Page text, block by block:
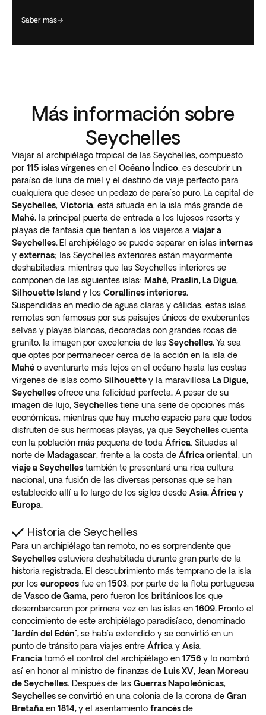
saber más
Más información sobre
Seychelles
Viajar al archipiélago tropical de las Seychelles, compuesto
por 115 islas vírgenes en el Océano Índico, es descubrir un
paraíso de luna de miel y el destino de viaje perfecto para
cualquiera que desee un pedazo de paraíso puro. La capital de
Seychelles, Victoria, está situada en la isla más grande de
Mahé, la principal puerta de entrada a los lujosos resorts y
playas de fantasía que tientan a los viajeros a viajar a
Seychelles. El archipiélago se puede separar en islas internas
y externas; las Seychelles exteriores están mayormente
deshabitadas, mientras que las Seychelles interiores se
componen de las siguientes islas: Mahé, Praslin, La Digue,
Silhouette Island y los Corallines interiores.
Suspendidas en medio de aguas claras y cálidas, estas islas
remotas son famosas por sus paisajes únicos de exuberantes
selvas y playas blancas, decoradas con grandes rocas de
granito, la imagen por excelencia de las Seychelles.Ya sea
que optes por permanecer cerca de la acción en la isla de
Mahé o aventurarte más lejos en el océano hasta las costas
vírgenes de islas como Silhouettey la maravillosa La Digue,
Seychelles ofrece una felicidad perfecta. A pesar de su
imagen de lujo, Seychelles tiene una serie de opciones más
económicas, mientras que hay mucho espacio para que todos
disfruten de sus hermosas playas, ya que Seychelles cuenta
con la población más pequeña de toda África . Situadas al
norte de Madagascar, frente a la costa de África oriental , un
viaje a Seychelles también te presentará una rica cultura
nacional, una fusión de las diversas personas que se han
establecido allí a lo largo de los siglos desde Asia, África y
Europa.
Historia de Seychelles
Para un archipiélago tan remoto, no es sorprendente que
Seychelles estuviera deshabitada durante gran parte de la
historia registrada. El descubrimiento más temprano de la isla
por los europeos fue en 1503, por parte de la flota portuguesa
de Vasco de Gama, pero fueron los británicos los que
desembarcaron por primera vez en las islas en 1609. Pronto el
conocimiento de este archipiélago paradisíaco, denominado
"Jardín del Edén",se había extendido y se convirtió en un
punto de tránsito para viajes entre África y Asia
Francia tomó el control del archipiélago en 1756y lo nombró
así en honor al ministro de finanzas de Luis XV, Jean Moreau
de Seychelles. Después de las Guerras Napoleónicas,
Seychellesse convirtió en una colonia de la corona de Gran
Bretañaen 1814,y el asentamiento francésde